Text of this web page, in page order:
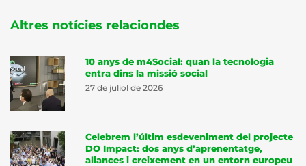
Altres notícies relaciondes
10 anys de m4Social: quan la tecnologia
entra dins la missió social
27 de juliol de 2026
Celebrem l’últim esdeveniment del projecte
DO Impact: dos anys d’aprenentatge,
aliances i creixement en un entorn europeu